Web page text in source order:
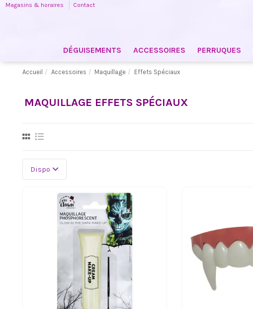
Magasins & horaires Contact
DÉGUISEMENTS ACCESSOIRES PERRUQUES
Accueil Accessoires Maquillage Effets Spéciaux
MAQUILLAGE EFFETS SPÉCIAUX
Dispo